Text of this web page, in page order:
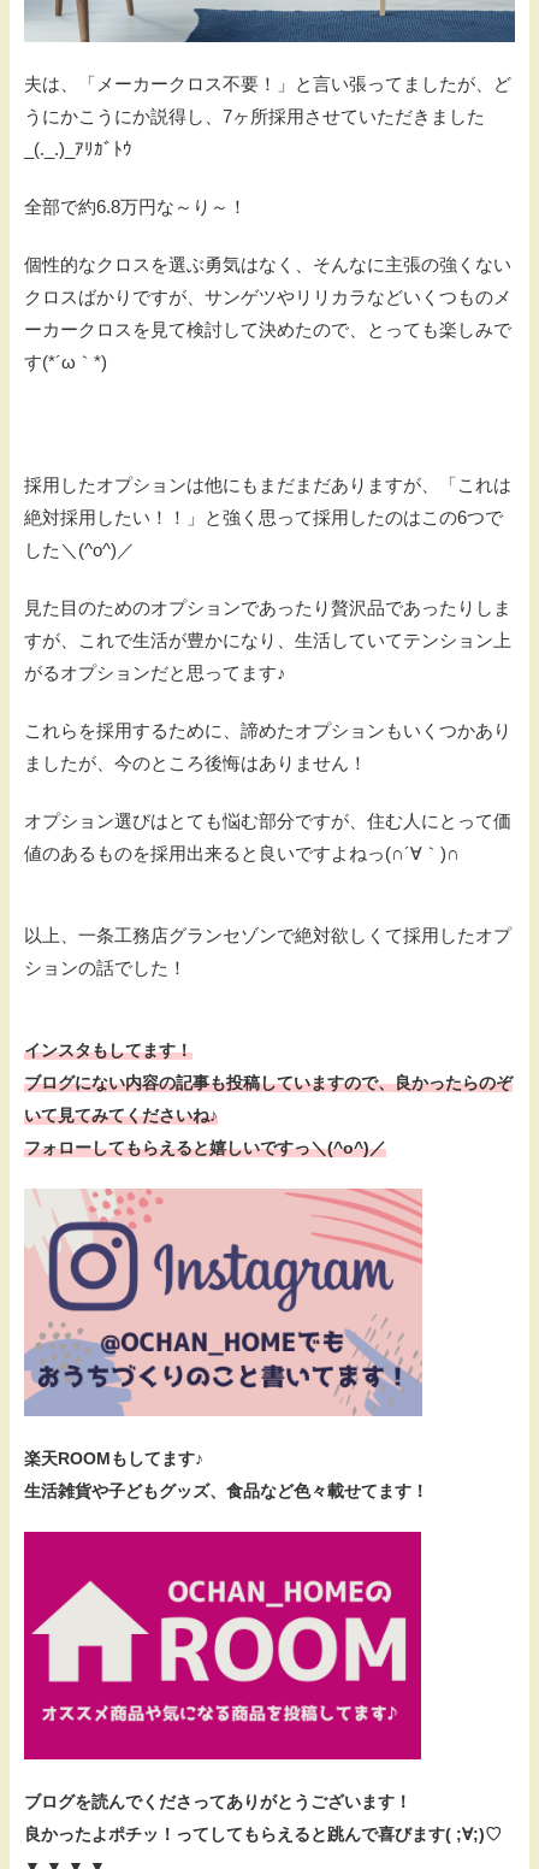
夫は、「メーカークロス不要！」と言い張ってましたが、ど
うにかこうにか説得し、7ヶ所採用させていただきました
_(._.)_ｱﾘｶﾞﾄｳ
全部で約6.8万円な～り～！
個性的なクロスを選ぶ勇気はなく、そんなに主張の強くない
クロスばかりですが、サンゲツやリリカラなどいくつものメ
ーカークロスを見て検討して決めたので、とっても楽しみで
す(*´ω｀*)
採用したオプションは他にもまだまだありますが、「これは
絶対採用したい！！」と強く思って採用したのはこの6つで
した＼(^o^)／
見た目のためのオプションであったり贅沢品であったりしま
すが、これで生活が豊かになり、生活していてテンション上
がるオプションだと思ってます♪
これらを採用するために、諦めたオプションもいくつかあり
ましたが、今のところ後悔はありません！
オプション選びはとても悩む部分ですが、住む人にとって価
値のあるものを採用出来ると良いですよねっ(∩´∀｀)∩
以上、一条工務店グランセゾンで絶対欲しくて採用したオプ
ションの話でした！
インスタもしてます！
ブログにない内容の記事も投稿していますので、良かったらのぞ
いて見てみてくださいね♪
フォローしてもらえると嬉しいですっ＼(^o^)／
楽天ROOMもしてます♪
生活雑貨や子どもグッズ、食品など色々載せてます！
ブログを読んでくださってありがとうございます！
良かったよポチッ！ってしてもらえると跳んで喜びます( ;∀;)♡